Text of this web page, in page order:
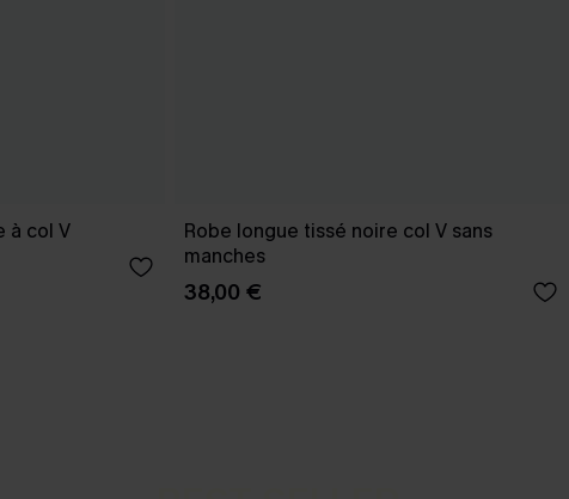
à col V
Robe longue tissé noire col V sans
manches
38,00 €